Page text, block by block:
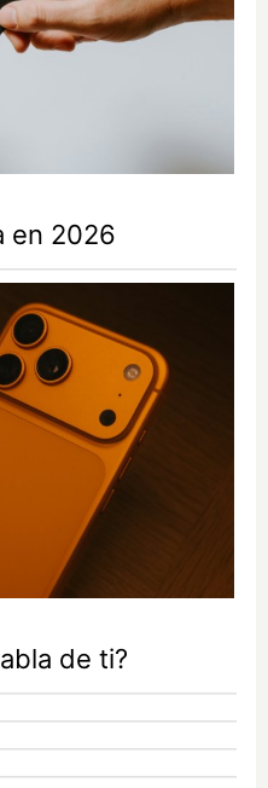
en 2026
de ti?